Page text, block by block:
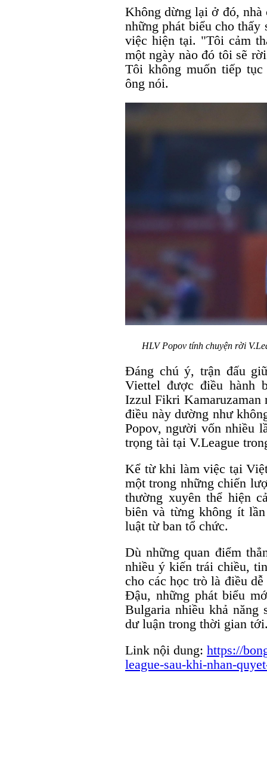
Không dừng lại ở đó, nhà
những phát biểu cho
việc hiện tại. "Tôi cảm
một ngày nào đó tôi sẽ
Tôi không muốn tiếp
ông nói.
HLV Popov tính chuyện rời
Đáng chú ý, trận đấu
Viettel được điều hành
Izzul Fikri Kamaruzaman
điều này dường như
Popov, người vốn nhiều
trọng tài tại V.League
Kể từ khi làm việc tại
một trong những chiến
thường xuyên thể hiện
biên và từng không ít
luật từ ban tổ chức.
Dù những quan điểm
nhiều ý kiến trái chiều,
cho các học trò là điều
Đậu, những phát biểu
Bulgaria nhiều khả năng
dư luận trong thời gian
Link nội dung: https://
league-sau-khi-nhan-